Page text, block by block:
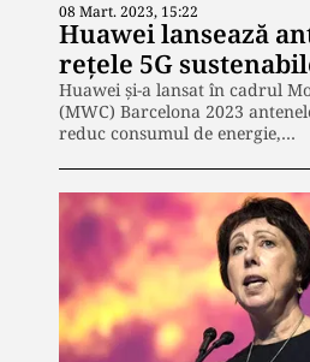
08 Mart. 2023, 15:22
Huawei lansează
rețele 5G
Huawei și-a lansat în cadrul
(MWC) Barcelona 2023
reduc consumul de energie,…